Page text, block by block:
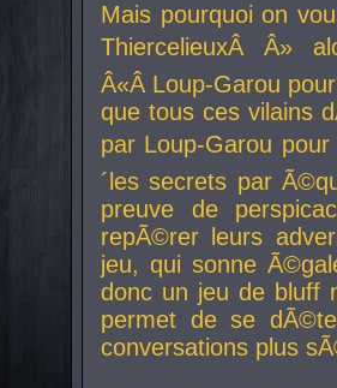
Mais pourquoi on
ThiercelieuxÂ Â»
Â«Â Loup-Garou
que tous ces vilains
par Loup-Garou
´les secrets par
preuve de
repÃ©rer leurs
jeu, qui sonne
donc un jeu de bluff
permet de se
conversations plus